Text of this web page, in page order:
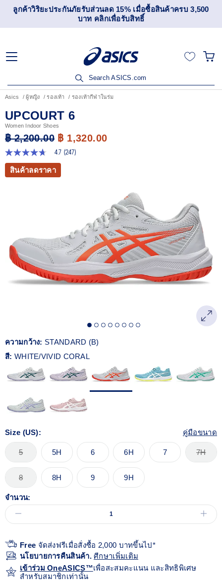
ลูกค้าวิริยะประกันภัยรับส่วนลด 15% เมื่อซื้อสินค้าครบ 3,500
บาท คลิกเพื่อรับสิทธิ์
Search ASICS.com
Asics ผู้หญิง รองเท้า รองเท้ากีฬาในร่ม
UPCOURT 6
Women Indoor Shoes
฿ 2,200.00 ฿ 1,320.00
4.7
จาก
ดาว
หน้า
เดียวกัน
4.7 (247)
สินค้าลดราคา
ความกว้าง: STANDARD (B)
สี: WHITE/VIVID CORAL
Size (US): คู่มือขนาด
5 5H 6 6H 7 7H
8 8H 9 9H
จำนวน:
Free จัดส่งฟรีเมื่อสั่งซื้อ 2,000 บาทขึ้นไป*
นโยบายการคืนสินค้า.ศีกษาเพิ่มเติม
เข้าร่วม OneASICS™เพื่อสะสมคะแนน และสิทธิพิเศษ
สำหรับสมาชิกเท่านั้น